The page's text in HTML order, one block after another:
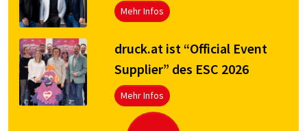
Mehr Infos
druck.at ist “Official Event
Supplier” des ESC 2026
Mehr Infos